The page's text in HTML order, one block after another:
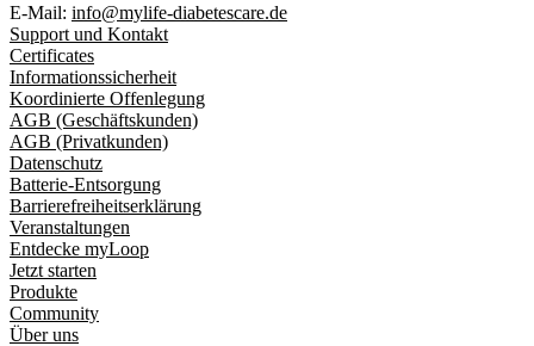
E-Mail: info@mylife-diabetescare.de
Support und Kontakt
Certificates
Informationssicherheit
Koordinierte Offenlegung
AGB (Geschäftskunden)
AGB (Privatkunden)
Datenschutz
Batterie-Entsorgung
Barrierefreiheitserklärung
Veranstaltungen
Entdecke myLoop
Jetzt starten
Produkte
Community
Über uns